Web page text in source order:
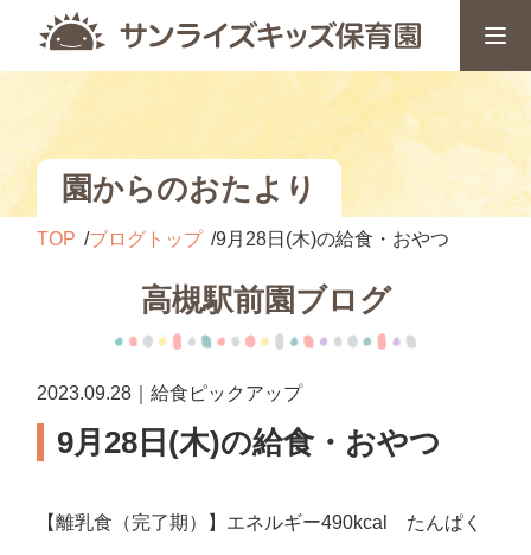
園からのおたより
TOP ブログトップ 9月28日(木)の給食・おやつ
高槻駅前園ブログ
2023.09.28｜給食ピックアップ
9月28日(木)の給食・おやつ
【離乳食（完了期）】エネルギー490kcal たんぱく